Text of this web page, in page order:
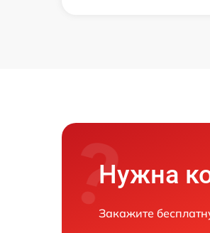
Нужна
Закажите